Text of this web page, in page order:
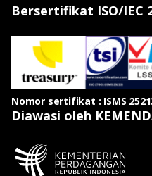
Bersertifikat ISO/IEC
Nomor sertifikat : ISMS
Diawasi oleh